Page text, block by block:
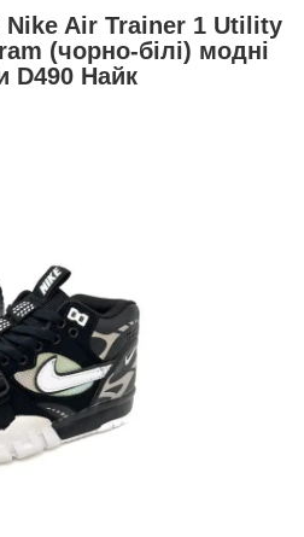
Nike Air Trainer 1 Utility
(чорно-білі) модні
D490 Найк